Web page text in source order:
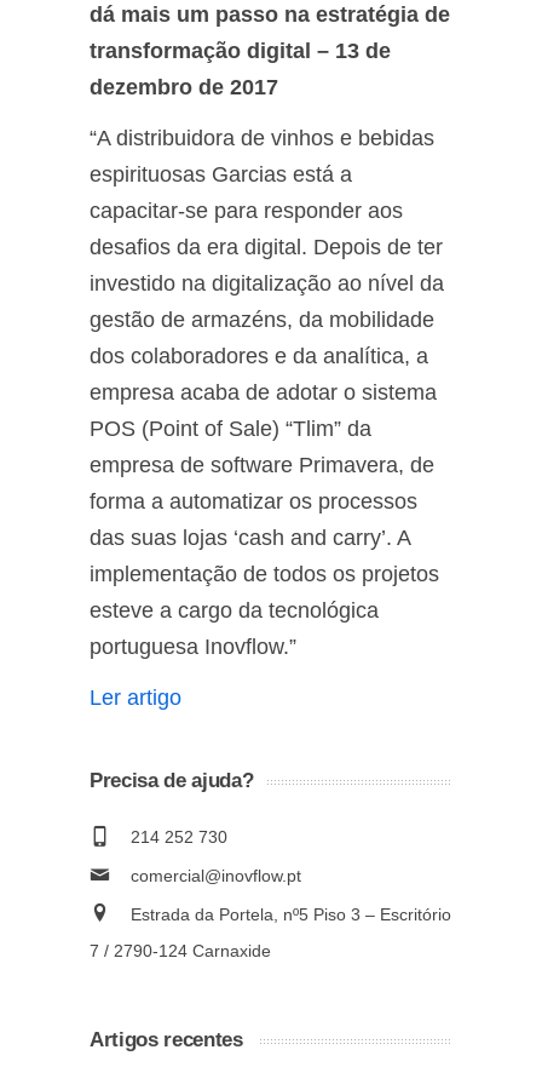
dá mais um passo na estratégia de
transformação digital – 13 de
dezembro de 2017
“A distribuidora de vinhos e bebidas
espirituosas Garcias está a
capacitar-se para responder aos
desafios da era digital. Depois de ter
investido na digitalização ao nível da
gestão de armazéns, da mobilidade
dos colaboradores e da analítica, a
empresa acaba de adotar o sistema
POS (Point of Sale) “Tlim” da
empresa de software Primavera, de
forma a automatizar os processos
das suas lojas ‘cash and carry’. A
implementação de todos os projetos
esteve a cargo da tecnológica
portuguesa Inovflow.”
Ler artigo
Precisa de ajuda?
214 252 730
comercial@inovflow.pt
Estrada da Portela, nº5 Piso 3 – Escritório
7 / 2790-124 Carnaxide
Artigos recentes